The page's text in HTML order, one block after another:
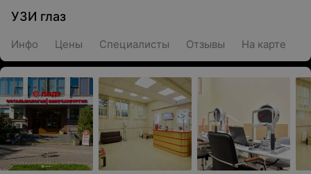
УЗИ глаз
Инфо Цены Специалисты Отзывы На карте